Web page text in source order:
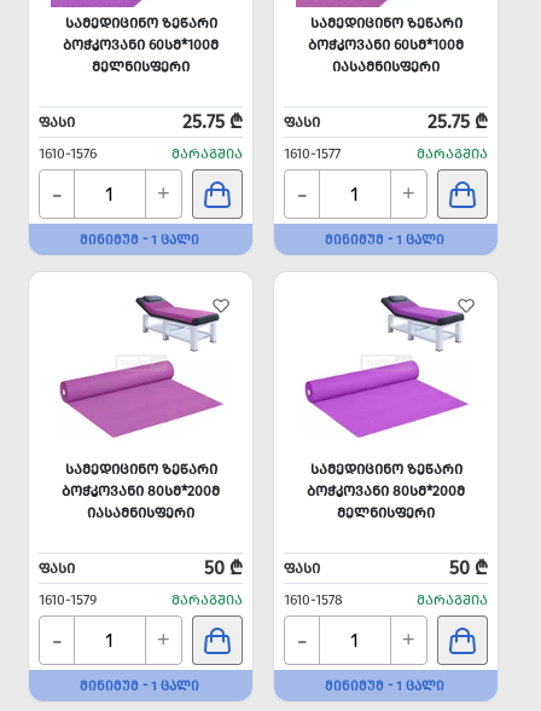
ᲡᲐᲛᲔᲓᲘᲪᲘᲜᲝ ᲖᲔᲬᲐᲠᲘ
ᲑᲝᲭᲙᲝᲕᲐᲜᲘ 60ᲡᲛ*100Მ
ᲛᲔᲚᲜᲘᲡᲤᲔᲠᲘ
ᲤᲐᲡᲘ 25.75 ₾
1610-1576 ᲛᲐᲠᲐᲒᲨᲘᲐ
- +
ᲛᲘᲜᲘᲛᲣᲛ - 1 ᲪᲐᲚᲘ
ᲡᲐᲛᲔᲓᲘᲪᲘᲜᲝ ᲖᲔᲬᲐᲠᲘ
ᲑᲝᲭᲙᲝᲕᲐᲜᲘ 60ᲡᲛ*100Მ
ᲘᲐᲡᲐᲛᲜᲘᲡᲤᲔᲠᲘ
ᲤᲐᲡᲘ 25.75 ₾
1610-1577 ᲛᲐᲠᲐᲒᲨᲘᲐ
- +
ᲛᲘᲜᲘᲛᲣᲛ - 1 ᲪᲐᲚᲘ
ᲡᲐᲛᲔᲓᲘᲪᲘᲜᲝ ᲖᲔᲬᲐᲠᲘ
ᲑᲝᲭᲙᲝᲕᲐᲜᲘ 80ᲡᲛ*200Მ
ᲘᲐᲡᲐᲛᲜᲘᲡᲤᲔᲠᲘ
ᲤᲐᲡᲘ 50 ₾
1610-1579 ᲛᲐᲠᲐᲒᲨᲘᲐ
- +
ᲛᲘᲜᲘᲛᲣᲛ - 1 ᲪᲐᲚᲘ
ᲡᲐᲛᲔᲓᲘᲪᲘᲜᲝ ᲖᲔᲬᲐᲠᲘ
ᲑᲝᲭᲙᲝᲕᲐᲜᲘ 80ᲡᲛ*200Მ
ᲛᲔᲚᲜᲘᲡᲤᲔᲠᲘ
ᲤᲐᲡᲘ 50 ₾
1610-1578 ᲛᲐᲠᲐᲒᲨᲘᲐ
- +
ᲛᲘᲜᲘᲛᲣᲛ - 1 ᲪᲐᲚᲘ